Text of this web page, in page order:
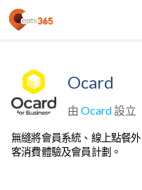
Ocard
由 Ocard設立
無縫將會員系統、線上點餐
客消費體驗及會員計劃。